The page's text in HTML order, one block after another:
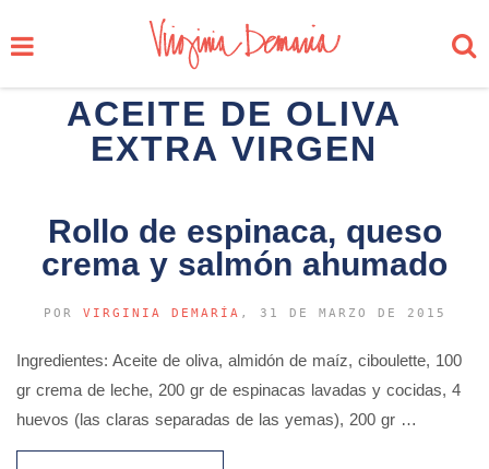
ACEITE DE OLIVA
EXTRA VIRGEN
Rollo de espinaca, queso
crema y salmón ahumado
POR VIRGINIA DEMARÍA , 31 DE MARZO DE 2015
Ingredientes: Aceite de oliva, almidón de maíz, ciboulette, 100
gr crema de leche, 200 gr de espinacas lavadas y cocidas, 4
huevos (las claras separadas de las yemas), 200 gr …